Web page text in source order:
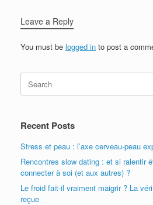
Leave a Reply
You must be logged in to post a
Recent Posts
Stress et peau : l’axe cerveau-peau
Rencontres slow dating : et si ralentir
connecter à soi (et aux autres) ?
Le froid fait-il vraiment maigrir ? La
reçue